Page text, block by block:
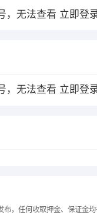
，无法查看 立即登
，无法查看 立即登
布，任何收取押金、保证金